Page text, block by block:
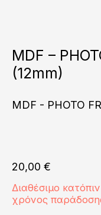
MDF –
(12mm)
MDF - PHOTO
20,00 €
Διαθέσιμο
χρόνος